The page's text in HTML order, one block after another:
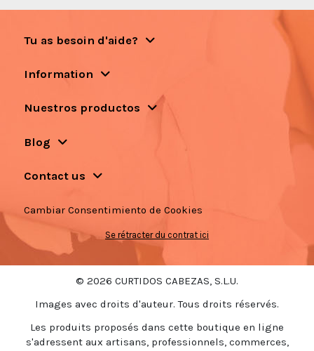
Tu as besoin d'aide?
Information
Nuestros productos
Blog
Contact us
Cambiar Consentimiento de Cookies
Se rétracter du contrat ici
© 2026 CURTIDOS CABEZAS, S.L.U.
Images avec droits d'auteur. Tous droits réservés.
Les produits proposés dans cette boutique en ligne
s'adressent aux artisans, professionnels, commerces,